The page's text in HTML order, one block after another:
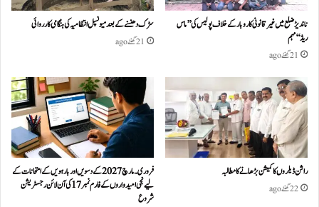
ناندیڑ ضلع میں غیر قانونی کاروبار کے خلاف پولیس کی ’’ماس
ریڈ‘‘ مہم
21 گھنٹے ago
سڑک دھنسنے کے بعد میونسپل انتظامیہ کی ہنگامی کارروائی
21 گھنٹے ago
راشن ڈیلروں کا کمیشن بڑھانے کا مطالبہ
22 گھنٹے ago
فروری۔مارچ 2027 کے دسویں اور بارہویں کے امتحانات کے
لیے نجی امیدواروں کے فارم نمبر 17 کی آن لائن رجسٹریشن
شروع